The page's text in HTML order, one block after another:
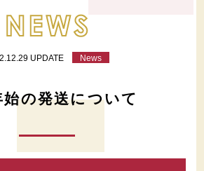
UPDATE News
始の発送について